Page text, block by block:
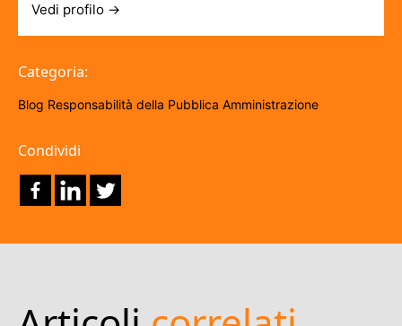
Vedi profilo →
Categoria:
Blog Responsabilità della Pubblica Amministrazione
Condividi